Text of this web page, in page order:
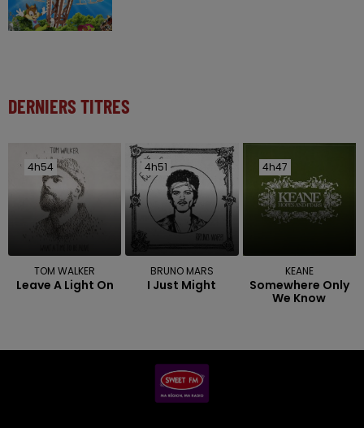
DERNIERS TITRES
4h54
4h54
TOM WALKER
Leave A Light On
4h51
4h51
BRUNO MARS
I Just Might
4h47
4h47
KEANE
Somewhere Only
We Know